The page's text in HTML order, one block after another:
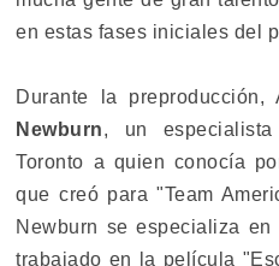
en estas fases iniciales del
Durante la
Newburn, un
Toronto a quien conocía
que creó para "Team
Newburn se especializa
trabajado en la película